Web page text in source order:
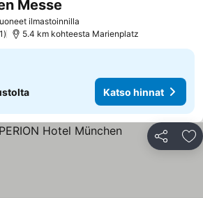
ilmastoinnilla
Messe
5.4 km kohteesta Marienplatz
Katso hinnat
Jaa